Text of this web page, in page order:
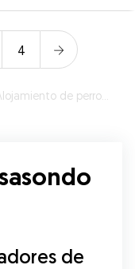
4
de perros en Itsasondo
de